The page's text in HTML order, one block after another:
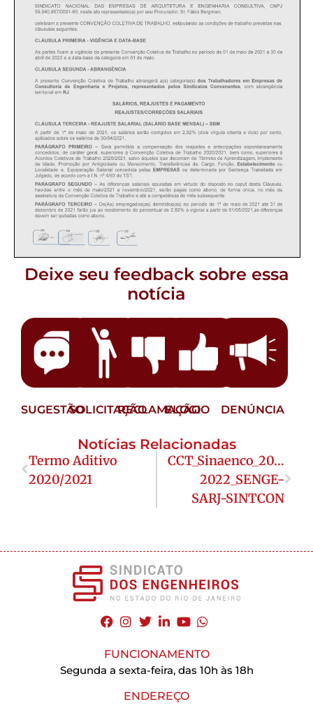
Deixe seu feedback sobre essa
notícia
SUGESTÃOSOLICITAÇÃORECLAMAÇÃO
ELOGIO DENÚNCIA
Notícias Relacionadas
Termo Aditivo
2020/2021
CCT_Sinaenco_2021-
2022_SENGE-
SARJ-SINTCON
FUNCIONAMENTO
Segunda a sexta-feira, das 10h às 18h
ENDEREÇO